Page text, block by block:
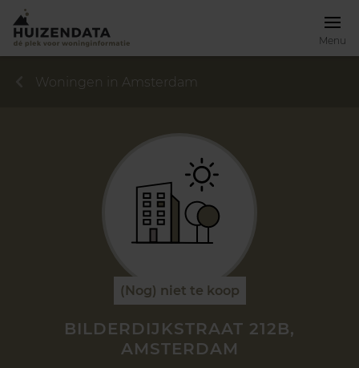
Menu
Woningen in Amsterdam
(Nog) niet te koop
BILDERDIJKSTRAAT 212B,
AMSTERDAM